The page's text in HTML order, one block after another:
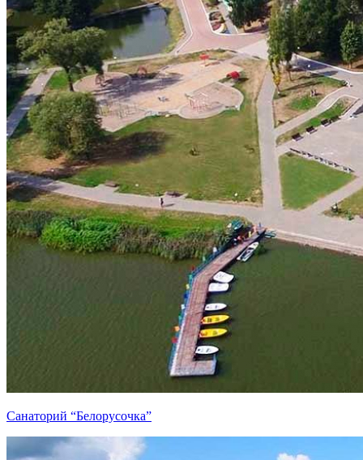
Санаторий “Белорусочка”